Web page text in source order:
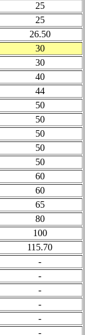
25
25
26.50
30
30
40
44
50
50
50
50
50
60
60
65
80
100
115.70
-
-
-
-
-
-